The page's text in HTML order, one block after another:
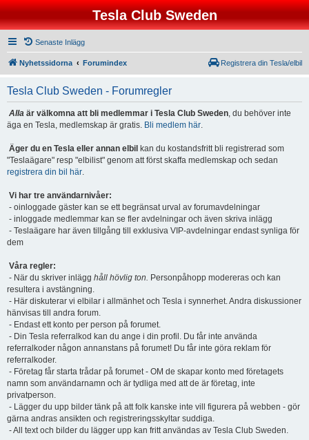
Tesla Club Sweden
Senaste Inlägg
Nyhetssidorna Forumindex Registrera din Tesla/elbil
Tesla Club Sweden - Forumregler
Alla är välkomna att bli medlemmar i Tesla Club Sweden, du behöver inte
äga en Tesla, medlemskap är gratis. Bli medlem här.
Äger du en Tesla eller annan elbil kan du kostandsfritt bli registrerad som
"Teslaägare" resp "elbilist" genom att först skaffa medlemskap och sedan
registrera din bil här.
Vi har tre användarnivåer:
- oinloggade gäster kan se ett begränsat urval av forumavdelningar
- inloggade medlemmar kan se fler avdelningar och även skriva inlägg
- Teslaägare har även tillgång till exklusiva VIP-avdelningar endast synliga för
dem
Våra regler:
- När du skriver inlägg håll hövlig ton. Personpåhopp modereras och kan
resultera i avstängning.
- Här diskuterar vi elbilar i allmänhet och Tesla i synnerhet. Andra diskussioner
hänvisas till andra forum.
- Endast ett konto per person på forumet.
- Din Tesla referralkod kan du ange i din profil. Du får inte använda
referralkoder någon annanstans på forumet! Du får inte göra reklam för
referralkoder.
- Företag får starta trådar på forumet - OM de skapar konto med företagets
namn som användarnamn och är tydliga med att de är företag, inte
privatperson.
- Lägger du upp bilder tänk på att folk kanske inte vill figurera på webben - gör
gärna andras ansikten och registreringsskyltar suddiga.
- All text och bilder du lägger upp kan fritt användas av Tesla Club Sweden.